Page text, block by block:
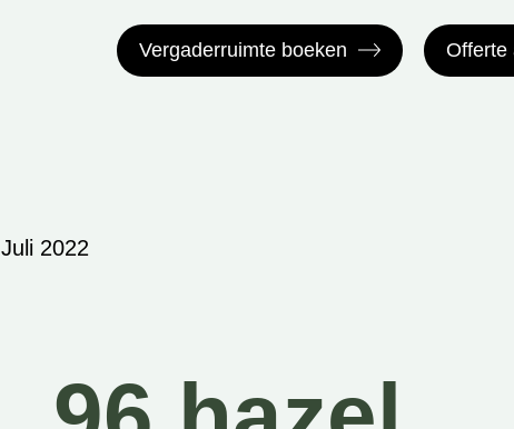
Vergaderruimte boeken Offerte
Juli 2022